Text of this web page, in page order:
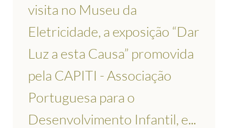
visita no Museu da
Eletricidade, a exposição “Dar
Luz a esta Causa” promovida
pela CAPITI - Associação
Portuguesa para o
Desenvolvimento Infantil, e...